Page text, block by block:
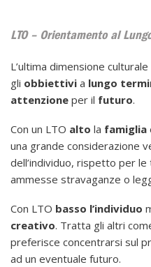
LTO – Orientamento al
L’ultima dimensione culturale
gli obbiettivi a lungo
attenzione per il futuro.
Con un LTO alto la famiglia
una grande considerazione
dell’individuo, rispetto per
ammesse stravaganze o
Con LTO basso l’individuo
creativo. Tratta gli altri
preferisce concentrarsi sul
ad un eventuale futuro.